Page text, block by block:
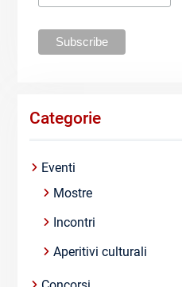
Categorie
Eventi
Mostre
Incontri
Aperitivi culturali